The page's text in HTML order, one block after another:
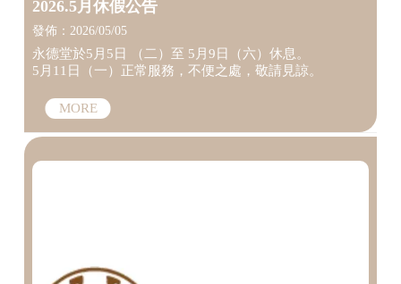
2026.5月休假公告
發佈：2026/05/05
永德堂於5月5日 （二）至 5月9日（六）休息。
5月11日（一）正常服務，不便之處，敬請見諒。